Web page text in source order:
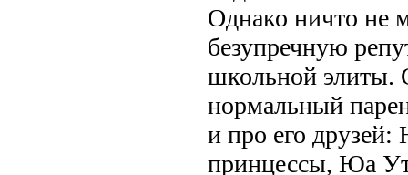
Однако ничто не
безупречную
школьной элиты.
нормальный
и про его
принцессы, Юа